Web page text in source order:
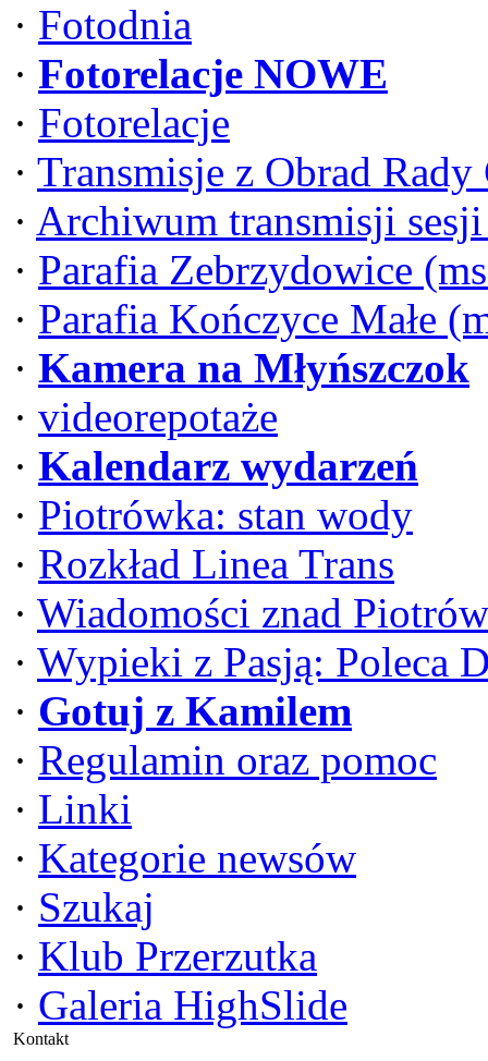
· Fotodnia
· Fotorelacje NOWE
· Fotorelacje
· Transmisje z Obrad
· Archiwum transmisji
· Parafia Zebrzydowice
· Parafia Kończyce Małe
· Kamera na Młyńszczok
· videorepotaże
· Kalendarz wydarzeń
· Piotrówka: stan wody
· Rozkład Linea Trans
· Wiadomości znad
· Wypieki z Pasją: Poleca
· Gotuj z Kamilem
· Regulamin oraz pomoc
· Linki
· Kategorie newsów
· Szukaj
· Klub Przerzutka
· Galeria HighSlide
Kontakt